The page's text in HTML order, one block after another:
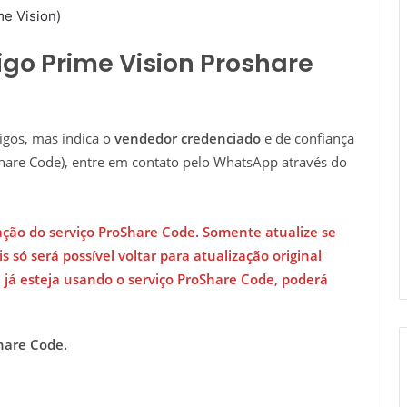
Vision)
Prime Vision Proshare
mas indica o vendedor credenciado e de confiança
Code), entre em contato pelo WhatsApp através do
do serviço ProShare Code. Somente atualize se
só será possível voltar para atualização original
esteja usando o serviço ProShare Code, poderá
Code.